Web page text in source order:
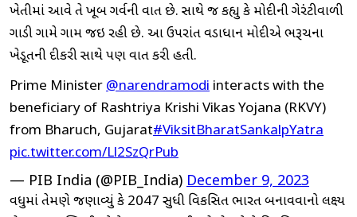
ખેતીમાં આવે તે ખૂબ ગર્વની વાત છે. સાથે જ કહ્યુ કે મોદીની ગેરંટીવાળી
ગાડી ગામે ગામ જઇ રહી છે. આ ઉપરાંત વડાપ્રધાન મોદીએ ભરૂચના
ખેડૂતની દીકરી સાથે પણ વાત કરી હતી.
Prime Minister@narendramodi interacts with the
beneficiary of Rashtriya Krishi Vikas Yojana (RKVY)
from Bharuch, Gujarat#ViksitBharatSankalpYatra
pic.twitter.com/Ll2SzQrPub
— PIB India (@PIB_India) December 9, 2023
વધુમાં તેમણે જણાવ્યું કે 2047 સુધી વિકસિત ભારત બનાવવાનો લક્ષ્ય